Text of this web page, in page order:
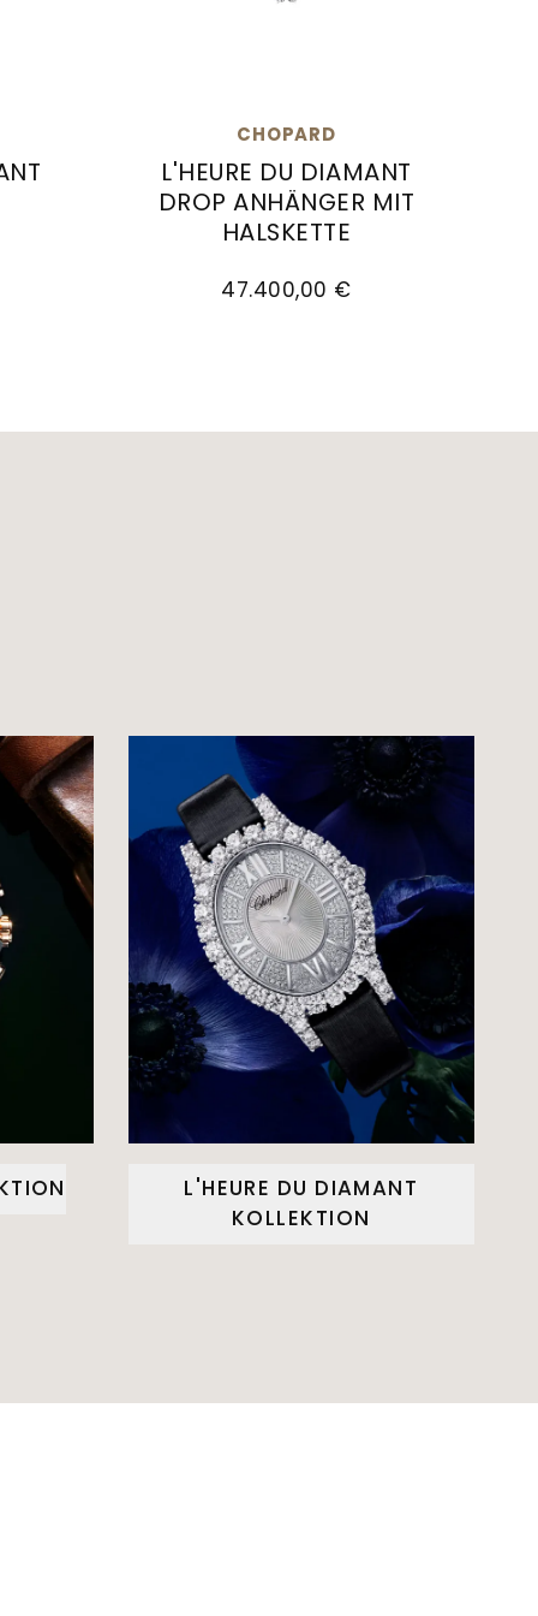
Ref: 13A393-1106, Preis: 80.000,00 €
CHOPARD
L'HEURE DU DIAMANT
DROP ANHÄNGER MIT
HALSKETTE
47.400,00 €
L'HEURE DU DIAMANT
KOLLEKTION